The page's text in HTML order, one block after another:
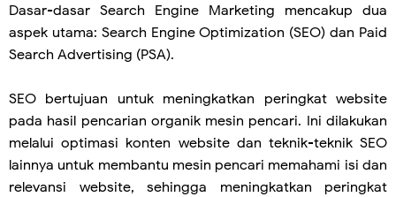
Dasar-dasar Search Engine Marketing mencakup dua
aspek utama: Search Engine Optimization (SEO) dan Paid
Search Advertising (PSA).
SEO bertujuan untuk meningkatkan peringkat website
pada hasil pencarian organik mesin pencari. Ini dilakukan
melalui optimasi konten website dan teknik-teknik SEO
lainnya untuk membantu mesin pencari memahami isi dan
relevansi website, sehingga meningkatkan peringkat